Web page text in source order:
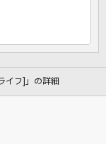
イフ]」の詳細